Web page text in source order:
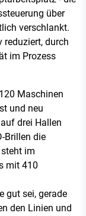
über
verschlankt.
durch
im Prozess
Maschinen
und neu
drei Hallen
Brillen die
im
mit 410
gut sei, gerade
den Linien und